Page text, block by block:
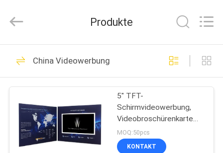
HAUS
PRODUKTE
ÜBER
UNS
Ltd..
Reserved.
Lcd-Videobroschüre
106
Produkte
China Videowerbung
5" TFT-
Schirmvideowerbung,
Videobroschürenkarte
mit Akku
MOQ:50pcs
KONTAKT